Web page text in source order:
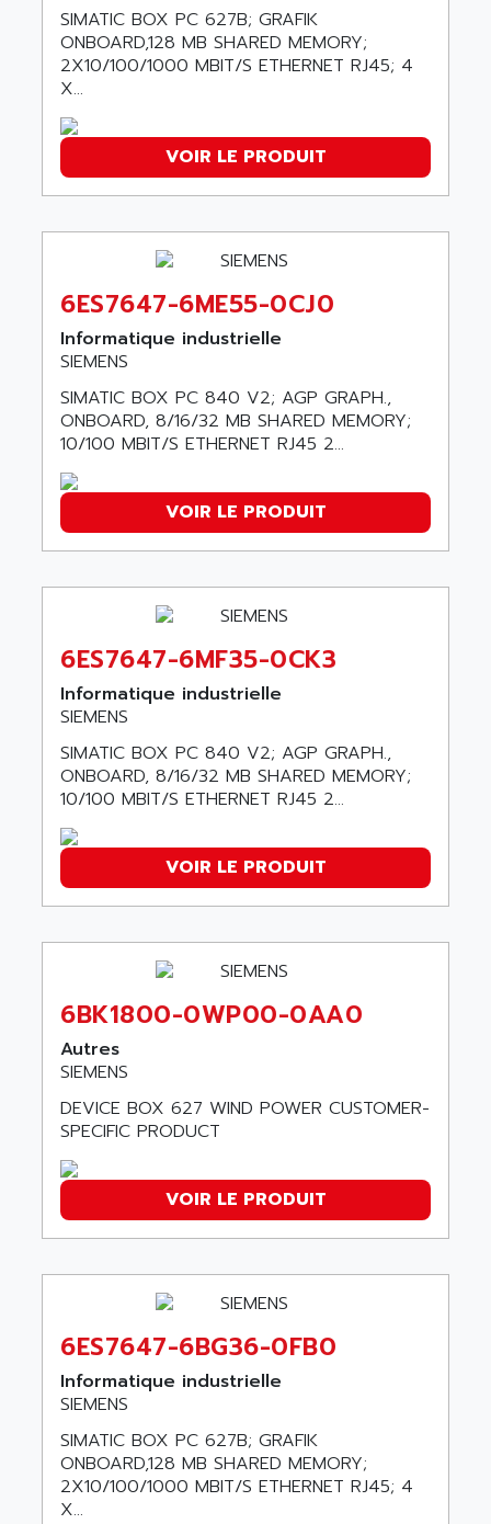
SIMOVERT MASTERDRIVES
C100
SIMATIC TP
PANEL PLUS 600
PSS
TC1028
DIXIT
PYRAMID
ADMIRAL
S3C
650 SERIE
PUSH BUTTON PANEL
VT170
EEA
CD1-K
LCD
RPX
PB100
PB 300 / PB 600
5000
SCALANCE
SCM50
BKD
MIDIMASTER VECTOR
MIDIMASTER
SMC200
ADVANTYS TELEFAST
TELEFAST ABE7
750
ALLIGATOR
ALLISON
ALMA
ALMCO KLEENTEC
ALPES TECNOLOGIE
ALPHA GETRIEBEBAU
ALPHA LAVAL
ALPHA SOLWAY
ALPHA VUOTO
ALPHA WIRE
ALPHEE
ALPINE
ALPS
ALPSITEC
ALRITMA M
ALRO
ALSPA
ALSTEF
ALSTHOM
ALSTHOM ATLANTIQUE
ALSTHOM PARVEX
ALTECH
ALTER
ALTRAC AG
ALTRONIX
ALUTRON
ALX
AMAREX
AMBERSIL
AMC
AMD
AMDV
AMERICAN DYNAMICS
AMERICAN MEGATRENDS
SIMATIC BOX PC 627B; GRAFIK
ONBOARD,128 MB SHARED MEMORY;
2X10/100/1000 MBIT/S ETHERNET RJ45; 4
X...
VOIR LE PRODUIT
6ES7647-6ME55-0CJ0
Informatique industrielle
SIEMENS
SIMATIC BOX PC 840 V2; AGP GRAPH.,
ONBOARD, 8/16/32 MB SHARED MEMORY;
10/100 MBIT/S ETHERNET RJ45 2...
VOIR LE PRODUIT
6ES7647-6MF35-0CK3
Informatique industrielle
SIEMENS
SIMATIC BOX PC 840 V2; AGP GRAPH.,
ONBOARD, 8/16/32 MB SHARED MEMORY;
10/100 MBIT/S ETHERNET RJ45 2...
VOIR LE PRODUIT
6BK1800-0WP00-0AA0
Autres
SIEMENS
DEVICE BOX 627 WIND POWER CUSTOMER-
SPECIFIC PRODUCT
VOIR LE PRODUIT
6ES7647-6BG36-0FB0
Informatique industrielle
SIEMENS
SIMATIC BOX PC 627B; GRAFIK
ONBOARD,128 MB SHARED MEMORY;
2X10/100/1000 MBIT/S ETHERNET RJ45; 4
X...